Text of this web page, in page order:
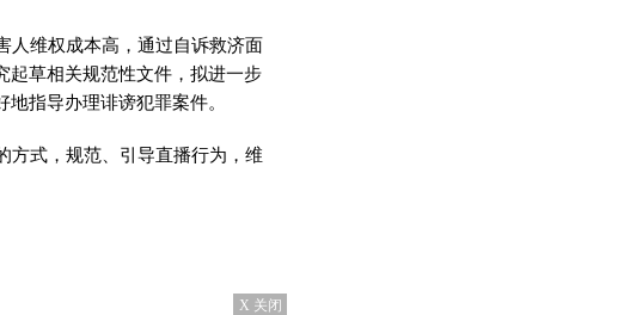
维权成本高，通过自诉救济面
起草相关规范性文件，拟进一步
指导办理诽谤犯罪案件。
式，规范、引导直播行为，维
X 关闭